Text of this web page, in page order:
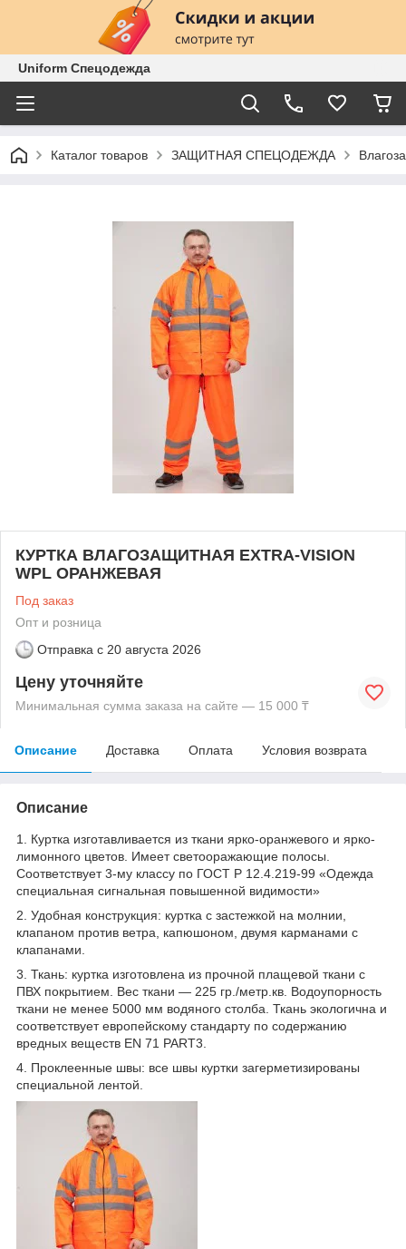
Uniform Спецодежда
Каталог товаров ЗАЩИТНАЯ СПЕЦОДЕЖДА
КУРТКА ВЛАГОЗАЩИТНАЯ EXTRA-VISION
WPL ОРАНЖЕВАЯ
Под заказ
Опт и розница
Отправка с 20 августа 2026
Цену уточняйте
Минимальная сумма заказа на сайте — 15 000 ₸
Описание Доставка Оплата Условия возврата
Описание
1. Куртка изготавливается из ткани ярко-оранжевого и ярко-
лимонного цветов. Имеет светооражающие полосы.
Соответствует 3-му классу по ГОСТ Р 12.4.219-99 «Одежда
специальная сигнальная повышенной видимости»
2. Удобная конструкция: куртка с застежкой на молнии,
клапаном против ветра, капюшоном, двумя карманами с
клапанами.
3. Ткань: куртка изготовлена из прочной плащевой ткани с
ПВХ покрытием. Вес ткани — 225 гр./метр.кв. Водоупорность
ткани не менее 5000 мм водяного столба. Ткань экологична и
соответствует европейскому стандарту по содержанию
вредных веществ EN 71 PART3.
4. Проклеенные швы: все швы куртки загерметизированы
специальной лентой.